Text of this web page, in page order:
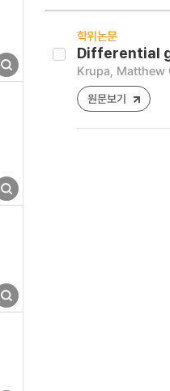
학위논문
Differential
Krupa, Matthew
원문보기